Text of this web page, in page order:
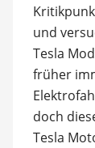
und
Tesla
früher
doch
Tesla